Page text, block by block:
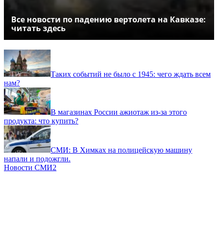
Все новости по падению вертолета на Кавказе:
читать здесь
Таких событий не было с 1945: чего ждать всем
нам?
В магазинах России ажиотаж из-за этого
продукта: что купить?
СМИ: В Химках на полицейскую машину
напали и подожгли.
Новости СМИ2